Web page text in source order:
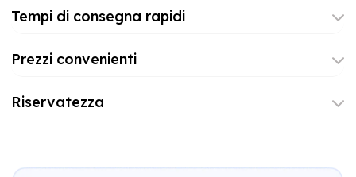
Tempi di consegna rapidi
Prezzi convenienti
Riservatezza